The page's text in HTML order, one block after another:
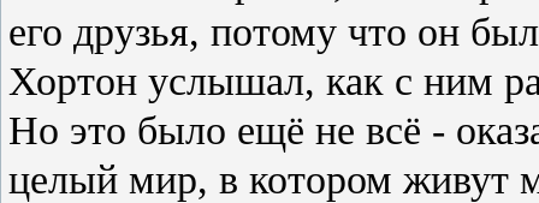
его друзья, потому что он
Хортон услышал, как с ним
Но это было ещё не всё -
целый мир, в котором живут